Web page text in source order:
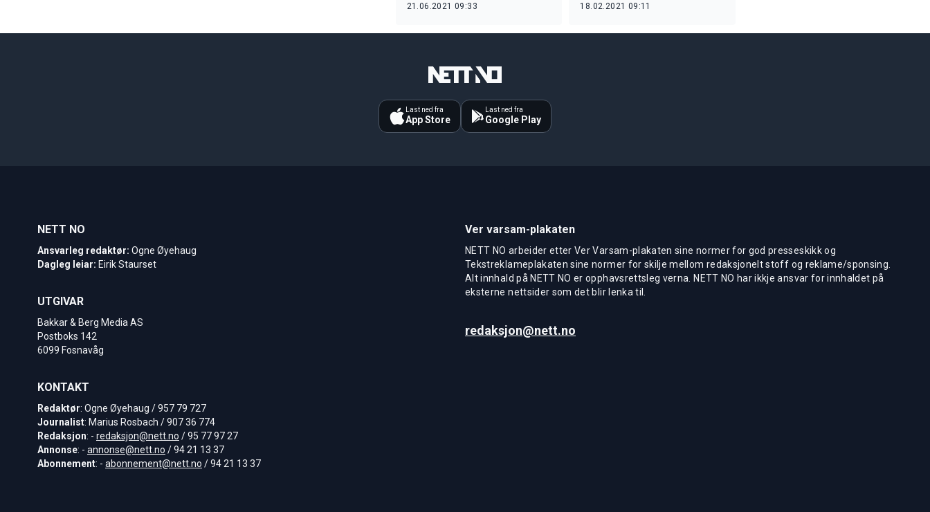
21.06.2021 09:33 18.02.2021 09:11
Last ned fra
App Store
Last ned fra
Google Play
NETT NO
Ansvarleg redaktør: Ogne Øyehaug
Dagleg leiar: Eirik Staurset
UTGIVAR
Bakkar & Berg Media AS
Postboks 142
6099 Fosnavåg
KONTAKT
Redaktør: Ogne Øyehaug / 957 79 727
Journalist: Marius Rosbach / 907 36 774
Redaksjon: - redaksjon@nett.no / 95 77 97 27
Annonse: - annonse@nett.no / 94 21 13 37
Abonnement: - abonnement@nett.no / 94 21 13 37
Ver varsam-plakaten
NETT NO arbeider etter Ver Varsam-plakaten sine normer for god presseskikk og
Tekstreklameplakaten sine normer for skilje mellom redaksjonelt stoff og reklame/sponsing.
Alt innhald på NETT NO er opphavsrettsleg verna. NETT NO har ikkje ansvar for innhaldet på
eksterne nettsider som det blir lenka til.
redaksjon@nett.no